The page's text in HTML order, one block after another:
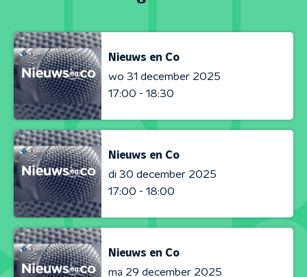
Nieuws en Co
wo 31 december 2025
17:00 - 18:30
Nieuws en Co
di 30 december 2025
17:00 - 18:00
Nieuws en Co
ma 29 december 2025